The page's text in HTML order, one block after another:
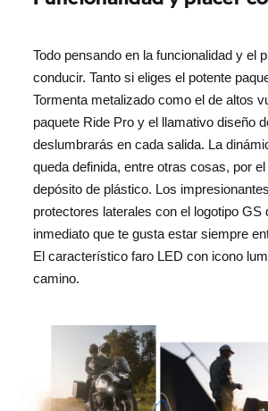
Todo pensando en la funcionalidad y el
conducir. Tanto si eliges el potente
Tormenta metalizado como el de altos
paquete Ride Pro y el llamativo diseño
deslumbrarás en cada salida. La
queda definida, entre otras cosas, por
depósito de plástico. Los
protectores laterales con el logotipo GS
inmediato que te gusta estar siempre
El característico faro LED con icono
camino.